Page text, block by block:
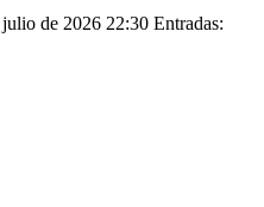
de 2026 22:30 Entradas: